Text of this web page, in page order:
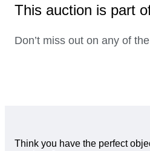
This auction is part
Don’t miss out on any of
Think you have the perfect